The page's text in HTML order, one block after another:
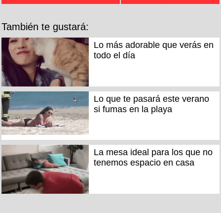
También te gustará:
Lo más adorable que verás en
todo el día
Lo que te pasará este verano
si fumas en la playa
La mesa ideal para los que no
tenemos espacio en casa